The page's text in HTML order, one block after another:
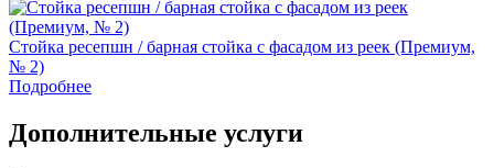
Стойка ресепшн / барная стойка с фасадом из реек (Премиум,
№ 2)
Подробнее
Дополнительные услуги